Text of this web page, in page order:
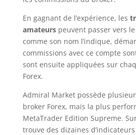
En gagnant de l’expérience, les
amateurspeuvent passer vers
comme son nom l’indique,
commissions avec ce compte
sont ensuite appliquées sur
Forex.
Admiral Market possède
broker Forex, mais la plus
MetaTrader Edition Supreme.
trouve des dizaines